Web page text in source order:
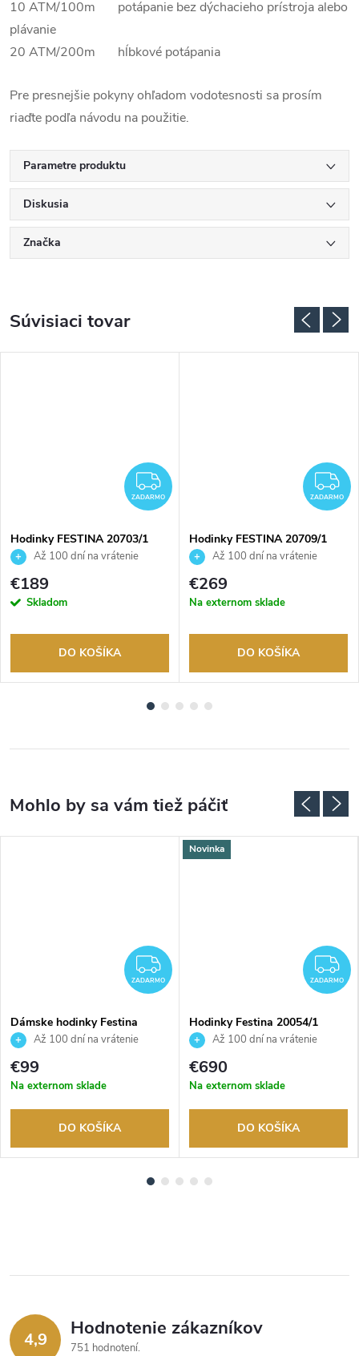
10 ATM/100m potápanie bez dýchacieho prístroja alebo
plávanie
20 ATM/200m hĺbkové potápania
Pre presnejšie pokyny ohľadom vodotesnosti sa prosím
riaďte podľa návodu na použitie.
Parametre produktu
Diskusia
Značka
Súvisiaci tovar
ZADARMO
ZADARMO
Hodinky FESTINA 20703/1
Až 100 dní na vrátenie
tovaru. Autorizovaný predajca.
€189
Skladom
DO KOŠÍKA
ZADARMO
Hodinky FESTINA 20709/1
Až 100 dní na vrátenie
tovaru. Autorizovaný predajca.
€269
Na externom sklade
DO KOŠÍKA
ZADARMO
ZADARMO
Dámske hodinky Festina
20572/4Až 100 dní na vrátenie
tovaru. Autorizovaný predajca.
€99
Na externom sklade
DO KOŠÍKA
Novinka
ZADARMO
Hodinky Festina 20054/1
Až 100 dní na vrátenie
tovaru. Autorizovaný predajca.
€690
Na externom sklade
DO KOŠÍKA
4,9 Hodnotenie zákazníkov
751 hodnotení